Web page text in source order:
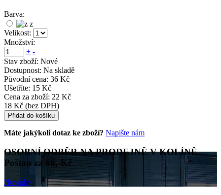
Barva:
z
Velikost:
Množství:
+ -
Stav zboží: Nové
Dostupnost: Na skladě
Původní cena: 36 Kč
Ušetříte: 15 Kč
Cena za zboží: 22 Kč
18 Kč (bez DPH)
Přidat do košíku
Máte jakýkoli dotaz ke zboží? Napište nám
OSOBNÍ ODBĚR NA PRODEJNĚ V KOLÍNĚ.
Poštou za 66,-Kč
Novinky